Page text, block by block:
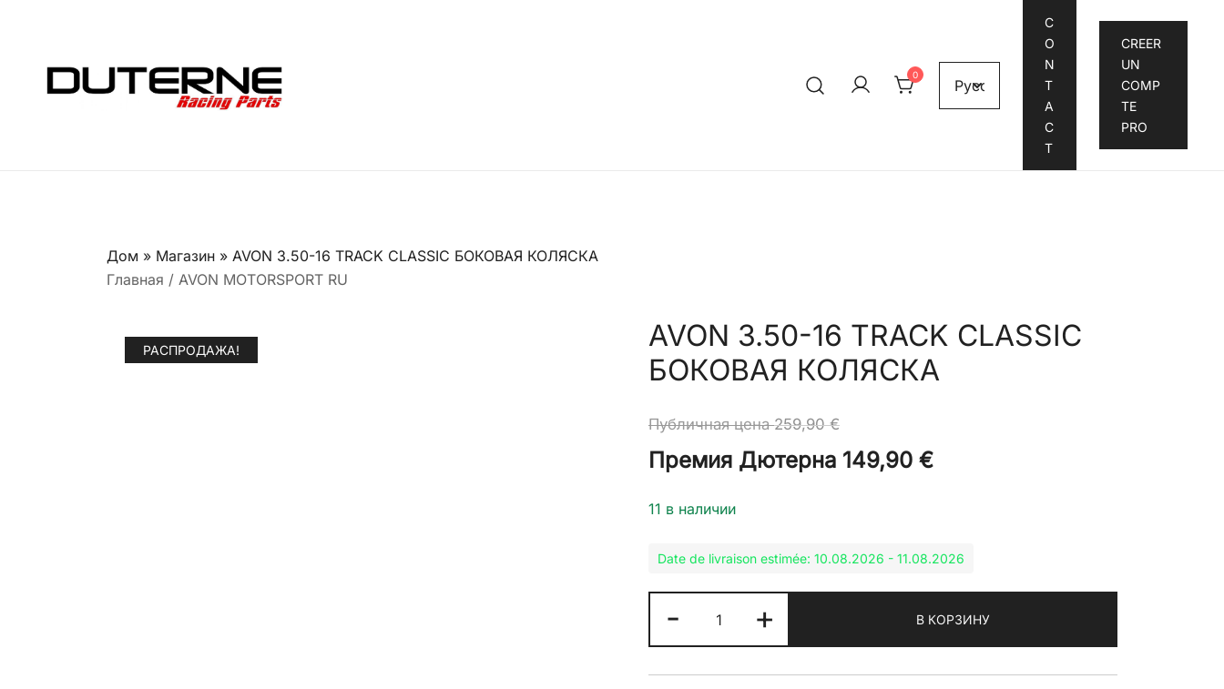
0
C
O
N
T
A
C
T
CREER
UN
COMP
TE
PRO
Дом » Магазин » AVON 3.50-16 TRACK CLASSIC БОКОВАЯ КОЛЯСКА
Главная / AVON MOTORSPORT RU
РАСПРОДАЖА!
AVON 3.50-16 TRACK CLASSIC
БОКОВАЯ КОЛЯСКА
Публичная цена259,90€
Премия Дютерна 149,90 €
11 в наличии
Date de livraison estimée: 10.08.2026 - 11.08.2026
-
товара
AVON
3.50-
+ В КОРЗИНУ